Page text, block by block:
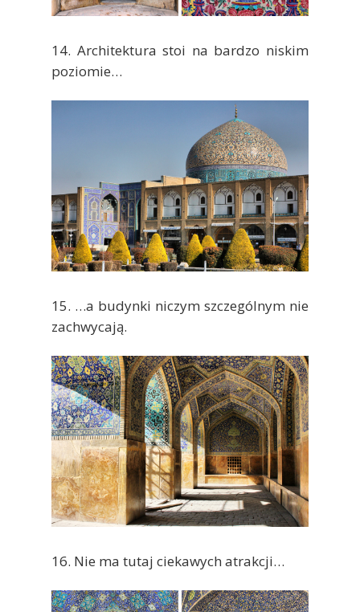
14. Architektura stoi na bardzo niskim
poziomie…
15. …a budynki niczym szczególnym nie
zachwycają.
16. Nie ma tutaj ciekawych atrakcji…